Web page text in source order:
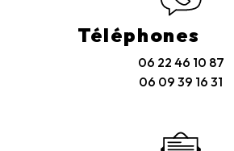
Téléphones
06 22 46 10 87
06 09 39 16 31